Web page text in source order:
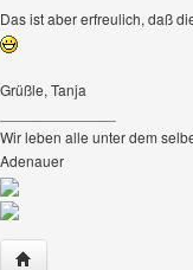
Profile anzeigen
Das ist aber erfreulich, daß
Grüßle, Tanja
Wir leben alle unter dem
Adenauer
Website dieses